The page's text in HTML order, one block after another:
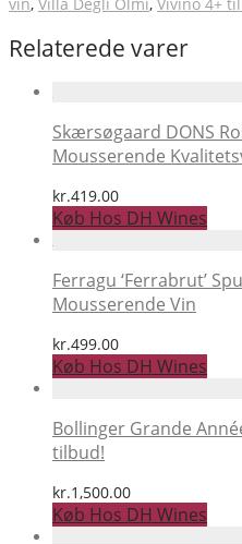
Relaterede varer
Skærsøgaard DONS
Mousserende
kr.419.00
Køb Hos DH Wines
Ferragu ‘Ferrabrut’
Mousserende Vin
kr.499.00
Køb Hos DH Wines
Bollinger Grande
tilbud!
kr.1,500.00
Køb Hos DH Wines